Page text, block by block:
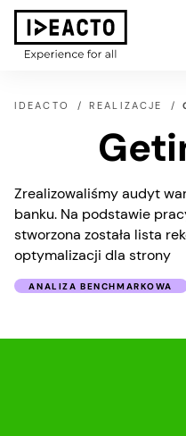
IDEACTO REALIZACJE
Zrealizowaliśmy audyt
banku. Na podstawie
stworzona została lista
optymalizacji dla strony
ANALIZA BENCHMARKOWA